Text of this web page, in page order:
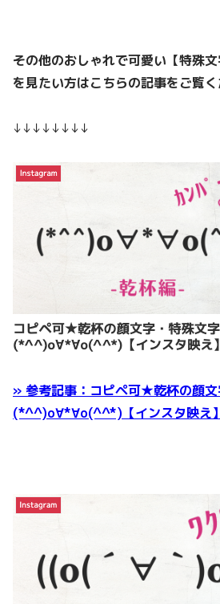
その他のおしゃれで可愛い【特殊文
を見たい方はこちらの記事をご覧
↓↓↓↓↓↓↓↓
» 参考記事：コピペ可★乾杯の顔
(*^^)o∀*∀o(^^*)【インスタ映え】